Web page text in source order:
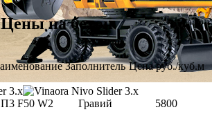
Цены на бетон
Заполнитель Цена руб./куб.м
П3 F50 W2 Гравий 5800